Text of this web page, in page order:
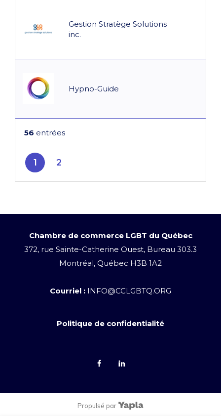
Gestion Stratège Solutions
inc.
Hypno-Guide
56 entrées
1 2
Chambre de commerce LGBT du Québec
372, rue Sainte-Catherine Ouest, Bureau 303.3
Montréal, Québec H3B 1A2
Courriel : INFO@CCLGBTQ.ORG
Politique de confidentialité
Propulsé par